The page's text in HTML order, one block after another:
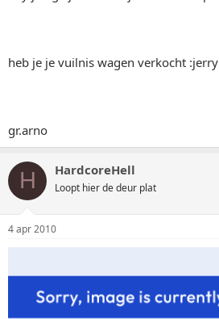
heb je je vuilnis wagen verkocht :jerry
gr.arno
H HardcoreHell
Loopt hier de deur plat
4 apr 2010